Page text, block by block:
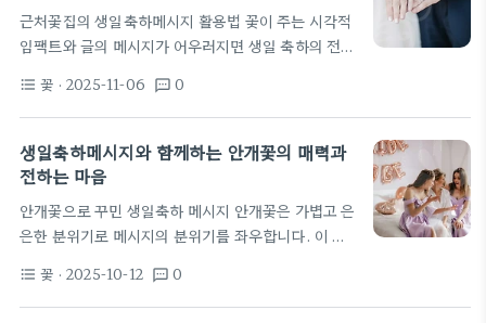
드 디자인도 함께 고르면 좋다. 지역 꽃 시장의 트렌드
를 반영하면 더 신선한 선택이 가능하다. 예를 들어 현
지 재배 꽃의 비중이 늘고 있다. 지속가능한 포장과 친
근처꽃집의 생일축하메시지 활용법 꽃이 주는 시각적
임팩트와 글의 메시지가 어우러지면 생일 축하의 전달
방식은 당일 배송과 선물 꾸러미의 완성도를 높이고,
메시지 카드의 품격까지 함께 끌어올린다. 이 과정에
서 꽃의 색상과 포장 스타일은 메시지의 분위기를 뒷
받침하는 중요한 요소가 된다. 지역성은 받는 사람에
가시킨다. 생일축하메시지를 구성할 때 수신자의 취
향과 관계를 반영하는 것이 가장 중요하다. 직장 동료
라면 간결하고 프로페셔널한 톤의 축하를 먼저 전하
format_list_bulleted 꽃 · 2025-11-06 textsms 0
생일축하메시지와 함께하는 안개꽃의 매력과
전하는 마음
안개꽃으로 꾸민 생일축하 메시지 안개꽃은 가볍고 은
은한 분위기로 메시지의 분위기를 좌우합니다. 이 부
하게 만듭니다. 안개꽃이 가진 투명한 아름다움은 글
의 여백을 넉넉하게 만들어 독자가 한 줄 한 줄 음미하
format_list_bulleted 꽃 · 2025-10-12 textsms 0